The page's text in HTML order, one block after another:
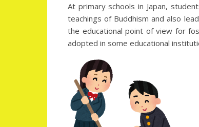
At primary schools in Japan,
teachings of Buddhism and also
the educational point of view for
adopted in some educational